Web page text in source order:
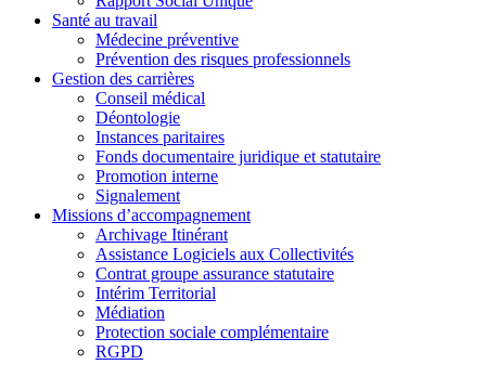
Santé au travail
Médecine préventive
Prévention des risques professionnels
Gestion des carrières
Conseil médical
Déontologie
Instances paritaires
Fonds documentaire juridique et statutaire
Promotion interne
Signalement
Missions d’accompagnement
Archivage Itinérant
Assistance Logiciels aux Collectivités
Contrat groupe assurance statutaire
Intérim Territorial
Médiation
Protection sociale complémentaire
RGPD